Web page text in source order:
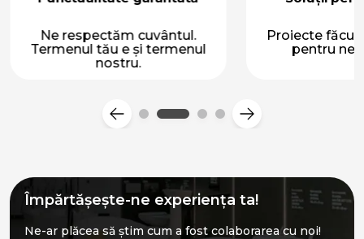
Ne respectăm cuvântul.
Termenul tău e și termenul
nostru.
Proiecte
pentru
Împărtășește-ne experiența ta!
Ne-ar plăcea să știm cum a fost colaborarea cu noi!